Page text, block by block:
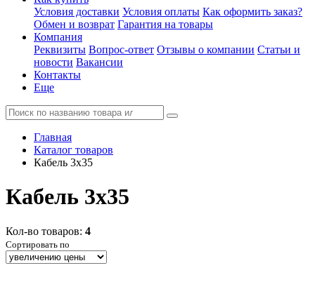
Условия доставки Условия оплаты Как оформить заказ?
Обмен и возврат Гарантия на товары
Компания
Реквизиты Вопрос-ответ Отзывы о компании Статьи и
новости Вакансии
Контакты
Еще
Главная
Каталог товаров
Кабель 3x35
Кабель 3x35
Кол-во товаров: 4
Сортировать по